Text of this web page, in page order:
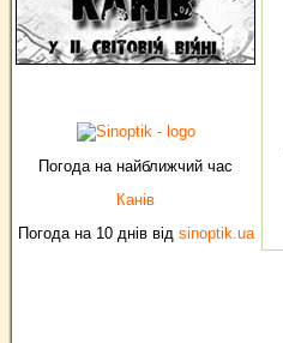
Погода на найближчий час
Канів
Погода на 10 днів від sinoptik.ua